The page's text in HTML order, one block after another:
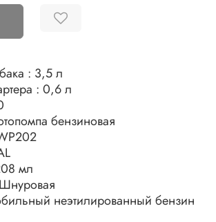
: 3,5 л
: 0,6 л
бензиновая
двигателя : 208 мл
неэтилированный бензин